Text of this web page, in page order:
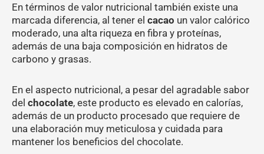
En términos de valor nutricional también existe una
marcada diferencia, al tener el cacao un valor calórico
moderado, una alta riqueza en fibra y proteínas,
además de una baja composición en hidratos de
carbono y grasas.
En el aspecto nutricional, a pesar del agradable sabor
del chocolate, este producto es elevado en calorías,
además de un producto procesado que requiere de
una elaboración muy meticulosa y cuidada para
mantener los beneficios del chocolate.